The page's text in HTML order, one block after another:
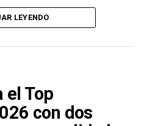
LEYENDO
el Top
con dos